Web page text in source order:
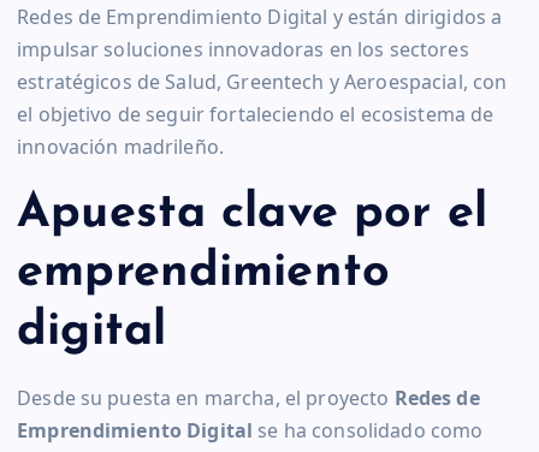
Redes de Emprendimiento Digital y están dirigidos a
impulsar soluciones innovadoras en los sectores
estratégicos de Salud, Greentech y Aeroespacial, con
el objetivo de seguir fortaleciendo el ecosistema de
innovación madrileño.
Apuesta clave por el
emprendimiento
digital
Desde su puesta en marcha, el proyecto Redes de
Emprendimiento Digital se ha consolidado como